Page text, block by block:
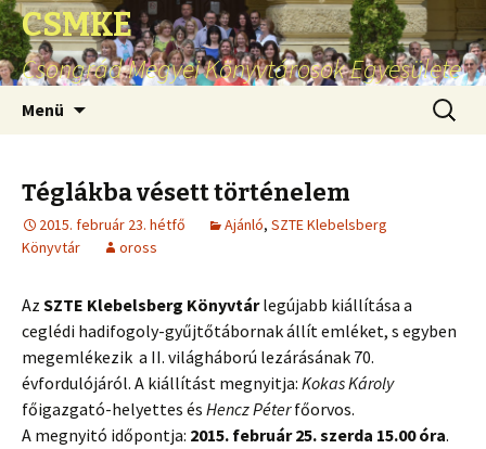
CSMKE
Csongrád Megyei Könyvtárosok Egyesülete
Menü
Téglákba vésett történelem
2015. február 23. hétfő Ajánló, SZTE Klebelsberg
Könyvtár
oross
Az SZTE Klebelsberg Könyvtárlegújabb kiállítása a
ceglédi hadifogoly-gyűjtőtábornak állít emléket, s egyben
megemlékezik a II. világháború lezárásának 70.
évfordulójáról. A kiállítást megnyitja: Kokas Károly
főigazgató-helyettes és Hencz Péterfőorvos.
A megnyitó időpontja: 2015. február 25. szerda 15.00 óra.